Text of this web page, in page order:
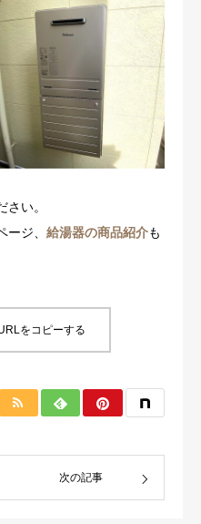
い。
ージ、 給湯器の商品紹介も
をコピーする
次の記事